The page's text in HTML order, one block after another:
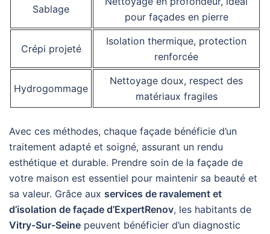
Sablage
pour façades en pierre
Crépi projeté
Isolation thermique, protection
renforcée
Hydrogommage
Nettoyage doux, respect des
matériaux fragiles
Avec ces méthodes, chaque façade bénéficie d’un
traitement adapté et soigné, assurant un rendu
esthétique et durable. Prendre soin de la façade de
votre maison est essentiel pour maintenir sa beauté et
sa valeur. Grâce aux services de ravalement et
d’isolation de façade d’ExpertRenov, les habitants de
Vitry-Sur-Seine peuvent bénéficier d’un diagnostic